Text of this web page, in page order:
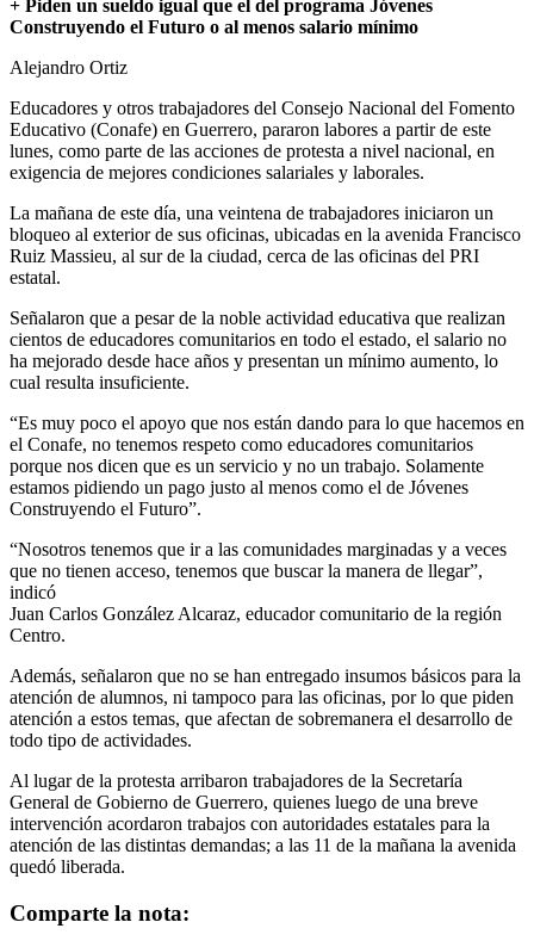
+ Piden un sueldo igual que el del programa Jóvenes
Construyendo el Futuro o al menos salario mínimo
Alejandro Ortiz
Educadores y otros trabajadores del Consejo Nacional del Fomento
Educativo (Conafe) en Guerrero, pararon labores a partir de este
lunes, como parte de las acciones de protesta a nivel nacional, en
exigencia de mejores condiciones salariales y laborales.
La mañana de este día, una veintena de trabajadores iniciaron un
bloqueo al exterior de sus oficinas, ubicadas en la avenida Francisco
Ruiz Massieu, al sur de la ciudad, cerca de las oficinas del PRI
estatal.
Señalaron que a pesar de la noble actividad educativa que realizan
cientos de educadores comunitarios en todo el estado, el salario no
ha mejorado desde hace años y presentan un mínimo aumento, lo
cual resulta insuficiente.
“Es muy poco el apoyo que nos están dando para lo que hacemos en
el Conafe, no tenemos respeto como educadores comunitarios
porque nos dicen que es un servicio y no un trabajo. Solamente
estamos pidiendo un pago justo al menos como el de Jóvenes
Construyendo el Futuro”.
“Nosotros tenemos que ir a las comunidades marginadas y a veces
que no tienen acceso, tenemos que buscar la manera de llegar”,
indicó
Juan Carlos González Alcaraz, educador comunitario de la región
Centro.
Además, señalaron que no se han entregado insumos básicos para la
atención de alumnos, ni tampoco para las oficinas, por lo que piden
atención a estos temas, que afectan de sobremanera el desarrollo de
todo tipo de actividades.
Al lugar de la protesta arribaron trabajadores de la Secretaría
General de Gobierno de Guerrero, quienes luego de una breve
intervención acordaron trabajos con autoridades estatales para la
atención de las distintas demandas; a las 11 de la mañana la avenida
quedó liberada.
Comparte la nota: